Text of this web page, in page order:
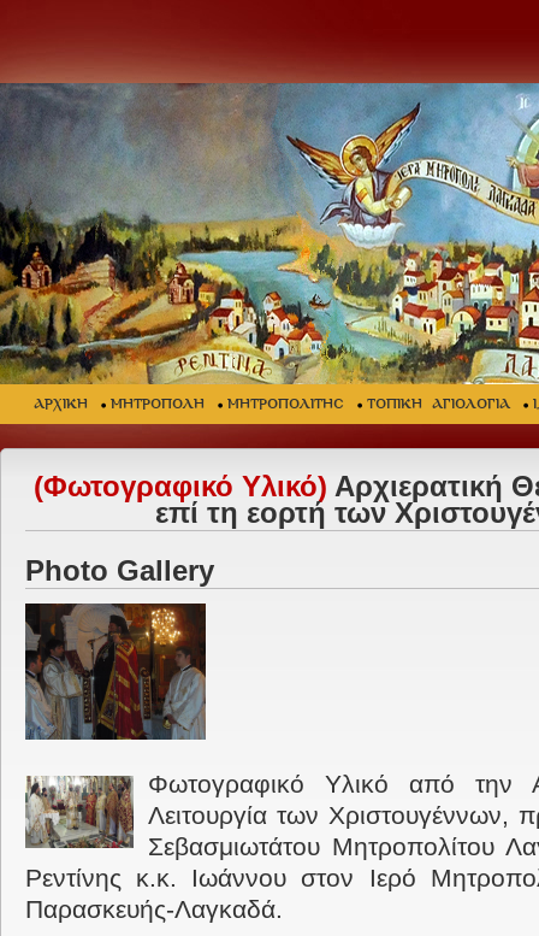
ΑΡΧΙΚΗ ΜΗΤΡΟΠΟΛΗ ΜΗΤΡΟΠΟΛΙΤΗΣ ΤΟΠΙΚΗ ΑΓΙΟΛΟΓΙΑ
(Φωτογραφικό Υλικό) Αρχιερατική
επί τη εορτή των
Photo Gallery
Φωτογραφικό Υλικό από την
Λειτουργία των Χριστουγέννων,
Σεβασμιωτάτου Μητροπολίτου
Ρεντίνης κ.κ. Ιωάννου στον Ιερό
Παρασκευής-Λαγκαδά.